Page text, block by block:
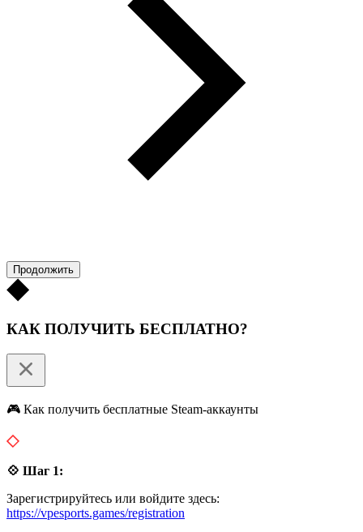
Продолжить
КАК ПОЛУЧИТЬ БЕСПЛАТНО?
🎮 Как получить бесплатные Steam-аккаунты
💠 Шаг 1:
Зарегистрируйтесь или войдите здесь:
https://vpesports.games/registration